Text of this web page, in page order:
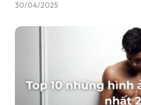
30/04/2025